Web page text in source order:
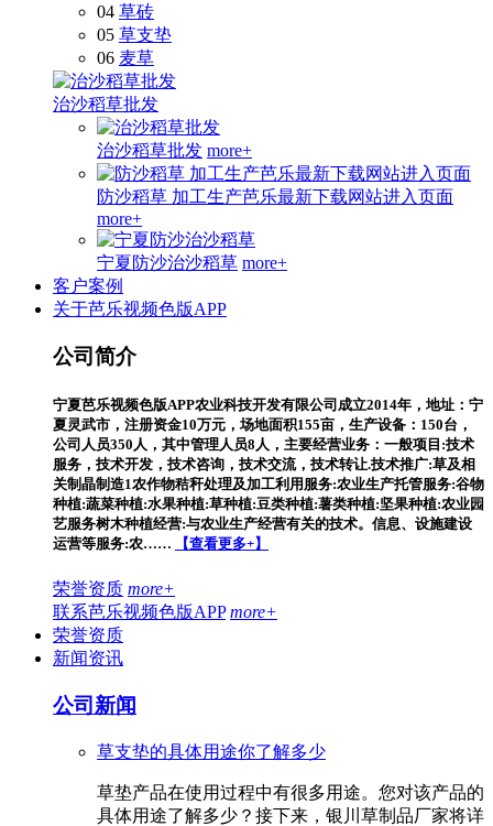
04 草砖
05 草支垫
06 麦草
治沙稻草批发
治沙稻草批发 more+
防沙稻草 加工生产芭乐最新下载网站进入页面
more+
宁夏防沙治沙稻草 more+
客户案例
关于芭乐视频色版APP
公司简介
宁夏芭乐视频色版APP农业科技开发有限公司成立2014年，地址：宁
夏灵武市，注册资金10万元，场地面积155亩，生产设备：150台，
公司人员350人，其中管理人员8人，主要经营业务：一般项目:技术
服务，技术开发，技术咨询，技术交流，技术转让.技术推广:草及相
关制晶制造1农作物秸秆处理及加工利用服务:农业生产托管服务:谷物
种植:蔬菜种植:水果种植:草种植:豆类种植:薯类种植:坚果种植:农业园
艺服务树木种植经营:与农业生产经营有关的技术。信息、设施建设
运营等服务:农……
【查看更多+】
荣誉资质 more+
联系芭乐视频色版APP more+
荣誉资质
新闻资讯
公司新闻
草支垫的具体用途你了解多少
草垫产品在使用过程中有很多用途。您对该产品的
具体用途了解多少？接下来，银川草制品厂家将详